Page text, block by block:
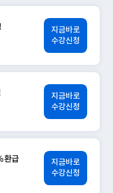
지금바로
수강신청
지금바로
수강신청
환급
지금바로
수강신청